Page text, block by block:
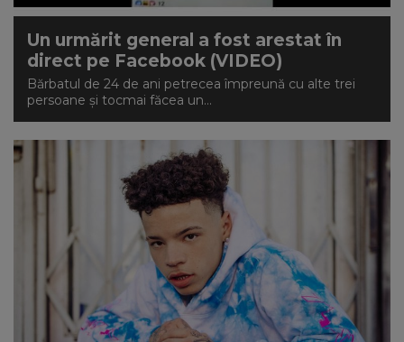
CONTUL MEU
Un urmărit general a fost arestat în
direct pe Facebook (VIDEO)
Bărbatul de 24 de ani petrecea împreună cu alte trei
persoane și tocmai făcea un...